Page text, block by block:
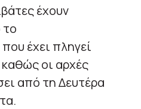
έχουν
έχει πληγεί
καθώς οι αρχές
από τη Δευτέρα